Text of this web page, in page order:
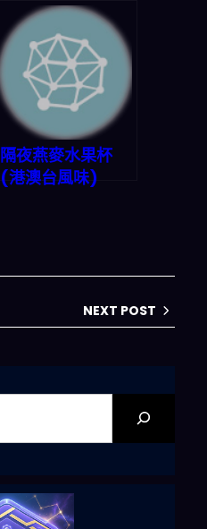
隔夜燕麥水果杯
(港澳台風味)
NEXT POST